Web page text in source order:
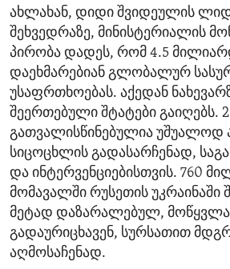
ახლახან, დიდი შვიდეულის
შეხვედრაზე, მინისტერიალის
პირობა დადეს, რომ 4.5
დაეხმარებიან გლობალურ
უსაფრთხოებას. აქედან
შეერთებული შტატები გაიღებს.
გათვალისწინებულია უშუალოდ
სიცოცხლის გადასარჩენად,
და ინტერვენციებისთვის. 760
მომავალში რუსეთის უკრაინაში
მეტად დაზარალებულ,
გადაურიცხავენ, სურსათით
აღმოსაჩენად.